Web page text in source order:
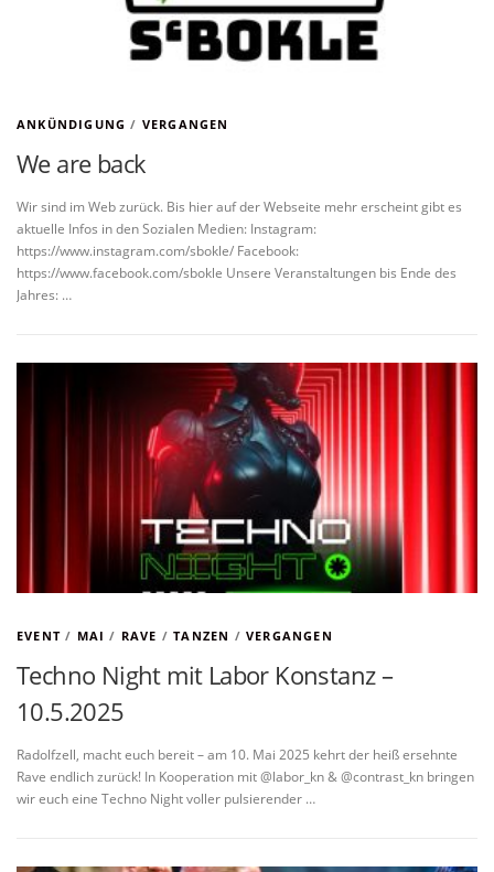
ANKÜNDIGUNG / VERGANGEN
We are back
Wir sind im Web zurück. Bis hier auf der Webseite mehr erscheint gibt es
aktuelle Infos in den Sozialen Medien: Instagram:
https://www.instagram.com/sbokle/ Facebook:
https://www.facebook.com/sbokle Unsere Veranstaltungen bis Ende des
Jahres: …
EVENT / MAI / RAVE /TANZEN /VERGANGEN
Techno Night mit Labor Konstanz –
10.5.2025
Radolfzell, macht euch bereit – am 10. Mai 2025 kehrt der heiß ersehnte
Rave endlich zurück! In Kooperation mit @labor_kn & @contrast_kn bringen
wir euch eine Techno Night voller pulsierender …